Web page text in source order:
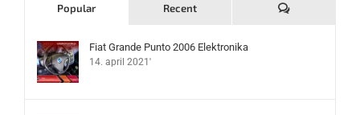
Popular Recent Komentari
Fiat Grande Punto 2006 Elektronika
14. april 2021'